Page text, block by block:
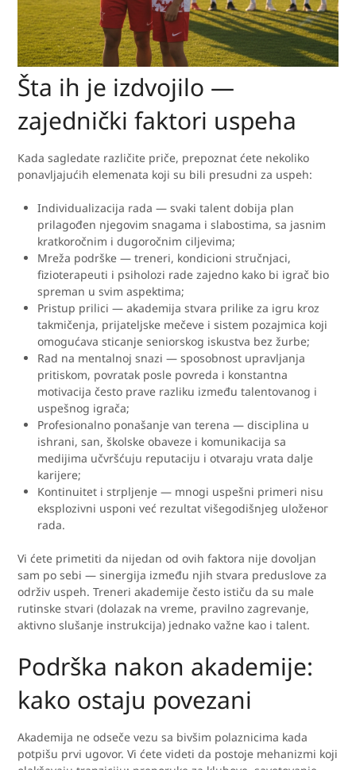
Šta ih je izdvojilo —
zajednički faktori uspeha
Kada sagledate različite priče, prepoznat ćete nekoliko
ponavljajućih elemenata koji su bili presudni za uspeh:
Individualizacija rada — svaki talent dobija plan
prilagođen njegovim snagama i slabostima, sa jasnim
kratkoročnim i dugoročnim ciljevima;
Mreža podrške — treneri, kondicioni stručnjaci,
fizioterapeuti i psiholozi rade zajedno kako bi igrač bio
spreman u svim aspektima;
Pristup prilici — akademija stvara prilike za igru kroz
takmičenja, prijateljske mečeve i sistem pozajmica koji
omogućava sticanje seniorskog iskustva bez žurbe;
Rad na mentalnoj snazi — sposobnost upravljanja
pritiskom, povratak posle povreda i konstantna
motivacija često prave razliku između talentovanog i
uspešnog igrača;
Profesionalno ponašanje van terena — disciplina u
ishrani, san, školske obaveze i komunikacija sa
medijima učvršćuju reputaciju i otvaraju vrata dalje
karijere;
Kontinuitet i strpljenje — mnogi uspešni primeri nisu
eksplozivni usponi već rezultat višegodišnjeg uložеног
rada.
Vi ćete primetiti da nijedan od ovih faktora nije dovoljan
sam po sebi — sinergija između njih stvara preduslove za
održiv uspeh. Treneri akademije često ističu da su male
rutinske stvari (dolazak na vreme, pravilno zagrevanje,
aktivno slušanje instrukcija) jednako važne kao i talent.
Podrška nakon akademije:
kako ostaju povezani
Akademija ne odseče vezu sa bivšim polaznicima kada
potpišu prvi ugovor. Vi ćete videti da postoje mehanizmi koji